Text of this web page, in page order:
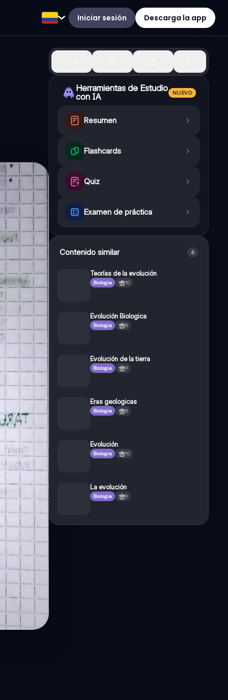
Iniciar sesión Descarga la app
Herramientas de Estudio
con IA
NUEVO
Resumen
Flashcards
Quiz
Examen de práctica
Contenido similar 6
Teorías de la evolución
Biologia 10
Evolución Biologica
Biologia 8
Evolución de la tierra
Biologia 9
Eras geologicas
Biologia 8
Evolución
Biologia 10
La evolución
Biologia 9